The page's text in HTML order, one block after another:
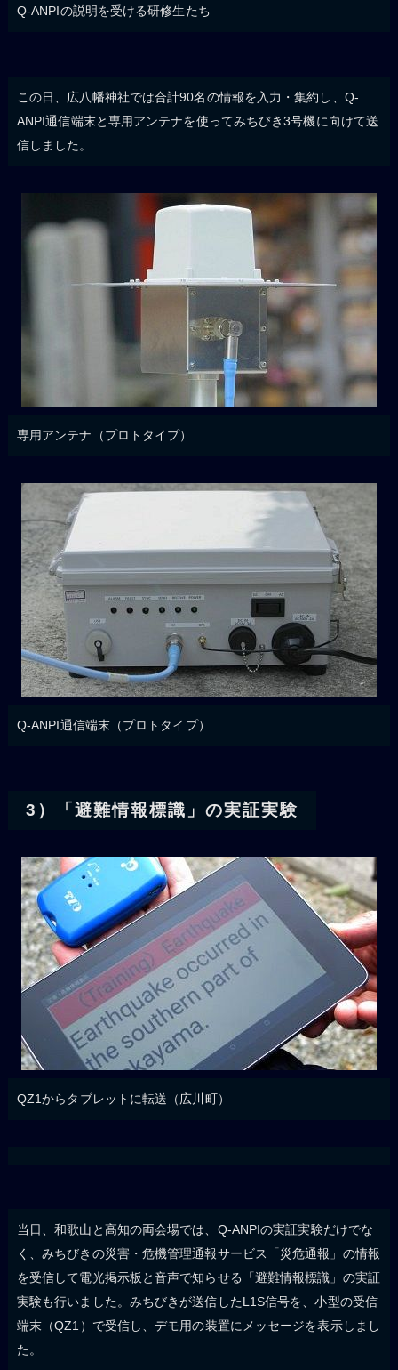
Q-ANPIの説明を受ける研修生たち
この日、広八幡神社では合計90名の情報を入力・集約し、Q-
ANPI通信端末と専用アンテナを使ってみちびき3号機に向けて送
信しました。
専用アンテナ（プロトタイプ）
Q-ANPI通信端末（プロトタイプ）
3）「避難情報標識」の実証実験
QZ1からタブレットに転送（広川町）
当日、和歌山と高知の両会場では、Q-ANPIの実証実験だけでな
く、みちびきの災害・危機管理通報サービス「災危通報」の情報
を受信して電光掲示板と音声で知らせる「避難情報標識」の実証
実験も行いました。みちびきが送信したL1S信号を、小型の受信
端末（QZ1）で受信し、デモ用の装置にメッセージを表示しまし
た。